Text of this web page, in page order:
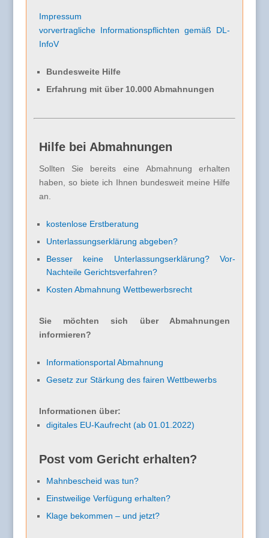
Impressum
vorvertragliche Informationspflichten gemäß DL-
InfoV
Bundesweite Hilfe
Erfahrung mit über 10.000 Abmahnungen
Hilfe bei Abmahnungen
Sollten Sie bereits eine Abmahnung erhalten
haben, so biete ich Ihnen bundesweit meine Hilfe
an.
kostenlose Erstberatung
Unterlassungserklärung abgeben?
Besser keine Unterlassungserklärung? Vor-
Nachteile Gerichtsverfahren?
Kosten Abmahnung Wettbewerbsrecht
Sie möchten sich über Abmahnungen
informieren?
Informationsportal Abmahnung
Gesetz zur Stärkung des fairen Wettbewerbs
Informationen über:
digitales EU-Kaufrecht (ab 01.01.2022)
Post vom Gericht erhalten?
Mahnbescheid was tun?
Einstweilige Verfügung erhalten?
Klage bekommen – und jetzt?